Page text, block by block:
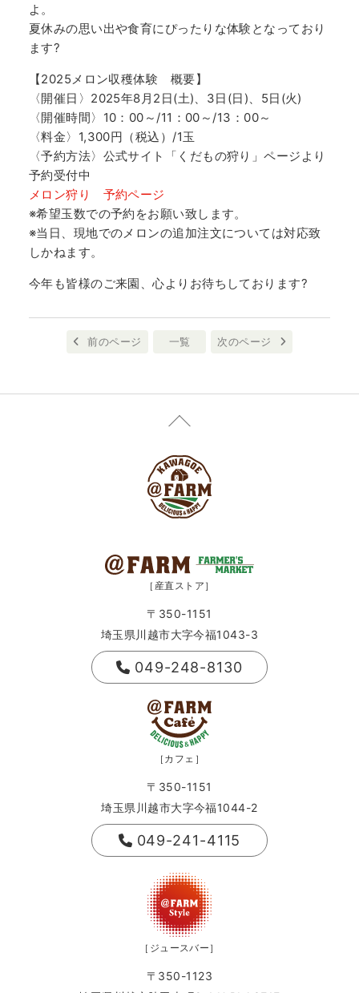
よ。
夏休みの思い出や食育にぴったりな体験となっており
ます?
【2025メロン収穫体験 概要】
〈開催日〉2025年8月2日(土)、3日(日)、5日(火)
〈開催時間〉10：00～/11：00～/13：00～
〈料金〉1,300円（税込）/1玉
〈予約方法〉公式サイト「くだもの狩り」ページより
予約受付中
メロン狩り 予約ページ
※希望玉数での予約をお願い致します。
※当日、現地でのメロンの追加注文については対応致
しかねます。
今年も皆様のご来園、心よりお待ちしております?
前のページ 一覧 次のページ
［産直ストア］
〒350-1151
埼玉県川越市大字今福1043-3
049-248-8130
［カフェ］
〒350-1151
埼玉県川越市大字今福1044-2
049-241-4115
［ジュースバー］
〒350-1123